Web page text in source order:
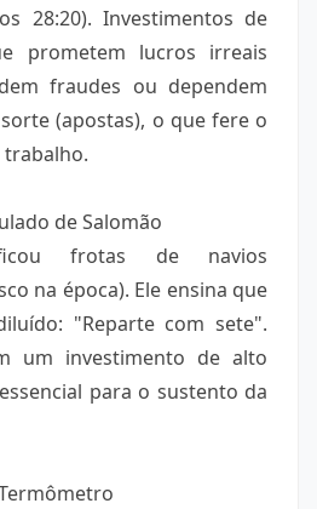
28:20). Investimentos de
prometem lucros irreais
fraudes ou dependem
(apostas), o que fere o
de Salomão
frotas de navios
na época). Ele ensina que
"Reparte com sete".
um investimento de alto
para o sustento da